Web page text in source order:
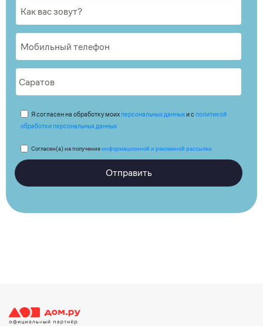
Я согласен на обработку моих персональных данныхи с политикой
обработки персональных данных
Согласен(а) на получениеинформационной и рекламной рассылки
Отправить